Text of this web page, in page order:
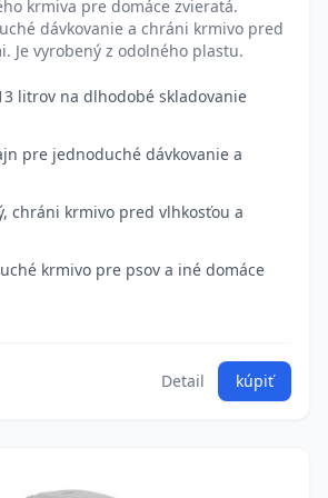
krmiva pre domáce zvieratá.
dávkovanie a chráni krmivo pred
Je vyrobený z odolného plastu.
litrov na dlhodobé skladovanie
pre jednoduché dávkovanie a
chráni krmivo pred vlhkosťou a
krmivo pre psov a iné domáce
Detail kúpiť